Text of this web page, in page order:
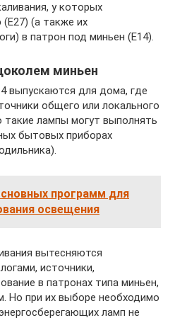
у которых
(а также их
в патрон под миньен (E14).
миньен
выпускаются для дома, где
общего или локального
лампы могут выполнять
бытовых приборах
программ для
освещения
вытесняются
источники,
в патронах типа миньен,
Но при их выборе необходимо
ламп не